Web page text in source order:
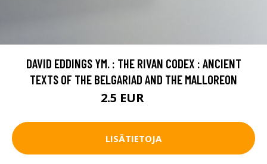
DAVID EDDINGS YM. : THE RIVAN CODEX : ANCIENT
TEXTS OF THE BELGARIAD AND THE MALLOREON
2.5 EUR
LISÄTIETOJA